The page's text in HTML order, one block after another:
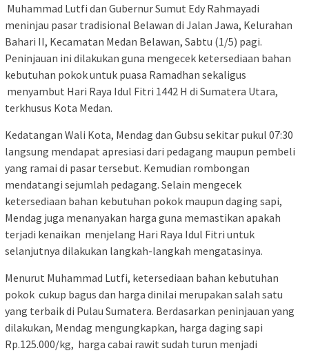
Muhammad Lutfi dan Gubernur Sumut Edy Rahmayadi
meninjau pasar tradisional Belawan di Jalan Jawa, Kelurahan
Bahari II, Kecamatan Medan Belawan, Sabtu (1/5) pagi.
Peninjauan ini dilakukan guna mengecek ketersediaan bahan
kebutuhan pokok untuk puasa Ramadhan sekaligus
menyambut Hari Raya Idul Fitri 1442 H di Sumatera Utara,
terkhusus Kota Medan.
Kedatangan Wali Kota, Mendag dan Gubsu sekitar pukul 07:30
langsung mendapat apresiasi dari pedagang maupun pembeli
yang ramai di pasar tersebut. Kemudian rombongan
mendatangi sejumlah pedagang. Selain mengecek
ketersediaan bahan kebutuhan pokok maupun daging sapi,
Mendag juga menanyakan harga guna memastikan apakah
terjadi kenaikan menjelang Hari Raya Idul Fitri untuk
selanjutnya dilakukan langkah-langkah mengatasinya.
Menurut Muhammad Lutfi, ketersediaan bahan kebutuhan
pokok cukup bagus dan harga dinilai merupakan salah satu
yang terbaik di Pulau Sumatera. Berdasarkan peninjauan yang
dilakukan, Mendag mengungkapkan, harga daging sapi
Rp.125.000/kg, harga cabai rawit sudah turun menjadi